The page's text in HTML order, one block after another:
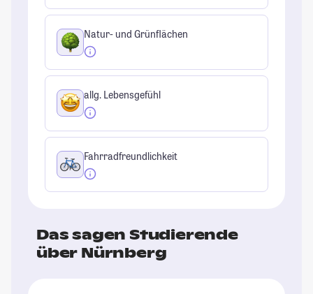
Natur- und Grünflächen
allg. Lebensgefühl
Fahrradfreundlichkeit
Das sagen Studierende
über Nürnberg